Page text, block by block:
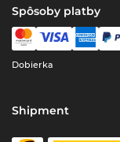
Spôsoby platby
Dobierka
Shipment